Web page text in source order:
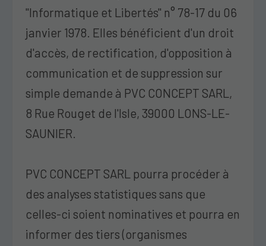
"Informatique et Libertés" n° 78-17 du 06
janvier 1978. Elles bénéficient d'un droit
d'accès, de rectification, d'opposition à
communication et de suppression sur
simple demande à PVC CONCEPT SARL,
8 Rue Rouget de l'Isle, 39000 LONS-LE-
SAUNIER.
PVC CONCEPT SARL pourra procéder à
des analyses statistiques sans que
celles-ci soient nominatives et pourra en
informer des tiers (organismes